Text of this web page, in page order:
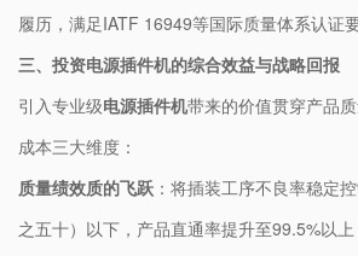
履历，满足IATF 16949等国际质量体系认证要
三、投资电源插件机的综合效益与战略回报
引入专业级电源插件机带来的价值贯穿产品
成本三大维度：
质量绩效质的飞跃 ：将插装工序不良率稳定
之五十）以下，产品直通率提升至99.5%以